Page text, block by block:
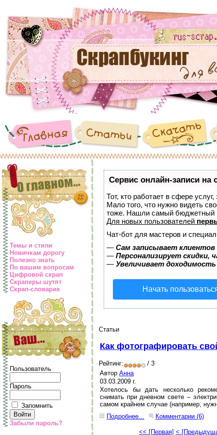
Темы и стили
Новичкам дорогу
Полезно знать
По вашим вопросам
Цифровой скрап
Скраперы шутят
Скрап-словарик
Пользователь
Пароль
Запомнить
Забыли пароль?
Сервис онлайн-записи на
Тот, кто работает в сфере
Мало того, что нужно видеть
тоже. Нашли самый бюджетный
Для новых пользователей
Чат-бот для мастеров и
— Сам записывает
— Персонализирует скидки,
— Увеличивает
Начать
Статьи
Как фотографировать
Рейтинг:
/ 3
Автор Анна
03.03.2009 г.
Хотелось бы дать несколько
снимать при дневном свете –
самом крайнем случае (например,
Подробнее...
Комментарии (6)
<< [Первая] <